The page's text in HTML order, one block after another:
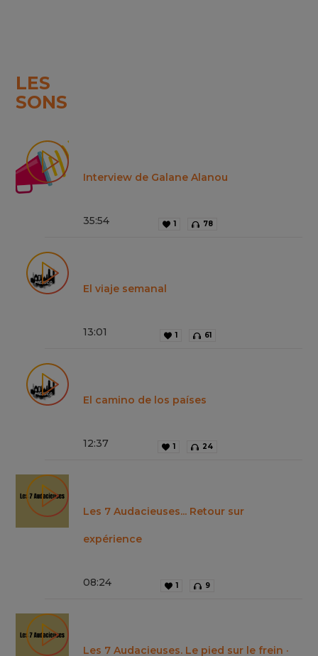
LES
SONS
Interview de Galane Alanou
35:54 1 78
El viaje semanal
13:01 1 61
El camino de los países
12:37 1 24
Les 7 Audacieuses... Retour sur
expérience
08:24 1 9
Les 7 Audacieuses. Le pied sur le frein ·